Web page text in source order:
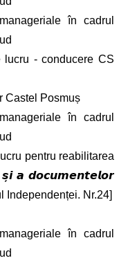
în cadrul
lucru - conducere CS
Castel Posmuș
în cadrul
pentru reabilitarea
𝙨̦𝙞 𝙖 𝙙𝙤𝙘𝙪𝙢𝙚𝙣𝙩𝙚𝙡𝙤𝙧
Nr.24]
în cadrul